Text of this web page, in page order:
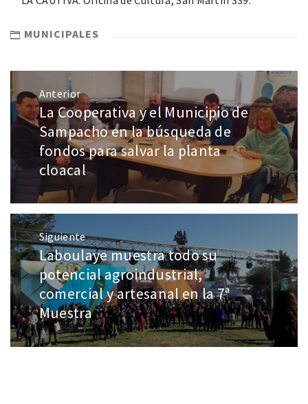
MUNICIPALES
Anterior
La Cooperativa y el Municipio de
Sampacho en la búsqueda de
fondos para salvar la planta
cloacal
Siguiente
Laboulaye muestra todo su
potencial agroindustrial,
comercial y artesanal en la 7ª
Muestra